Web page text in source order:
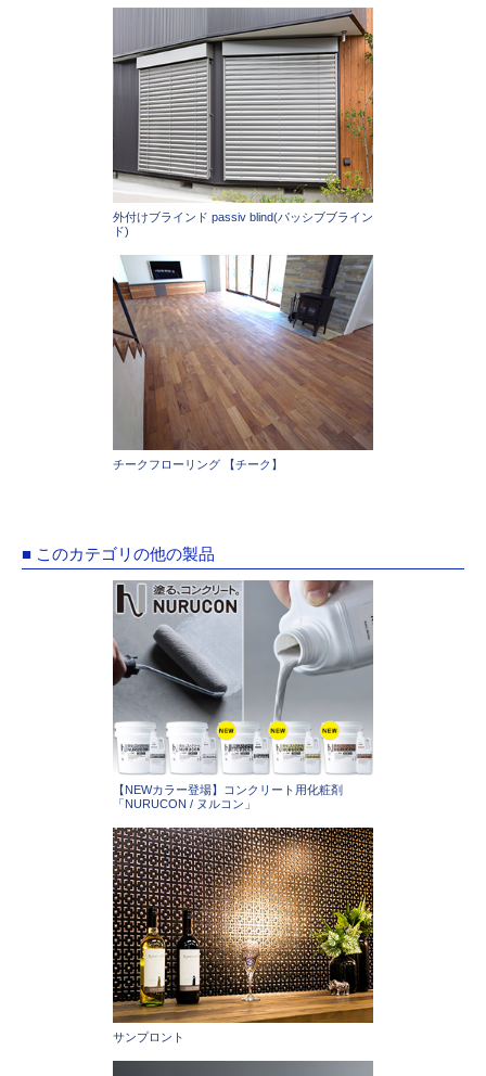
外付けブラインド passiv blind(パッシブブライン
ド)
チークフローリング 【チーク】
■ このカテゴリの他の製品
【NEWカラー登場】コンクリート用化粧剤
「NURUCON / ヌルコン」
サンプロント